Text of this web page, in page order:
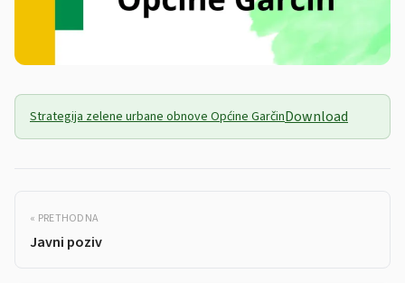
Strategija zelene urbane obnove Općine GarčinDownload
« PRETHODNA
Javni poziv